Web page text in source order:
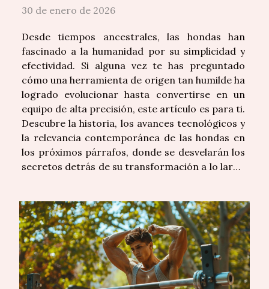
30 de enero de 2026
Desde tiempos ancestrales, las hondas han
fascinado a la humanidad por su simplicidad y
efectividad. Si alguna vez te has preguntado
cómo una herramienta de origen tan humilde ha
logrado evolucionar hasta convertirse en un
equipo de alta precisión, este artículo es para ti.
Descubre la historia, los avances tecnológicos y
la relevancia contemporánea de las hondas en
los próximos párrafos, donde se desvelarán los
secretos detrás de su transformación a lo largo
las herramientas primitivas más...